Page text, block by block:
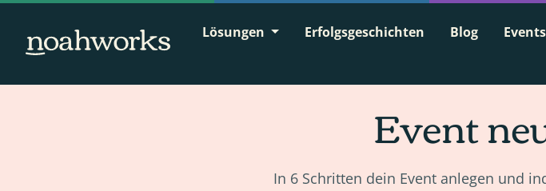
Lösungen Erfolgsgeschichten Blog Events
Event
In 6 Schritten dein Event anlegen und